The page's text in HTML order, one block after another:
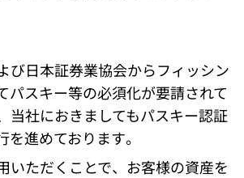
び日本証券業協会からフィッシン
パスキー等の必須化が要請されて
当社におきましてもパスキー認証
を進めております。
いただくことで、お客様の資産を